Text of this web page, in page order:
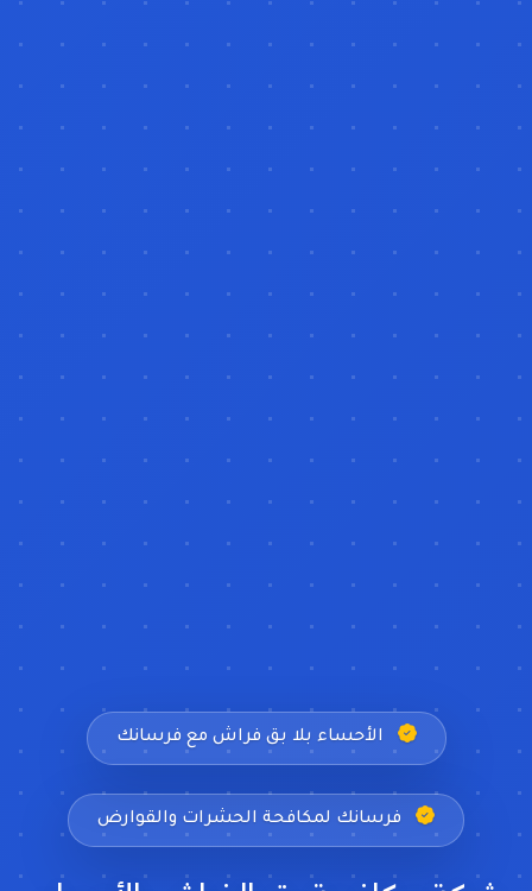
الأحساء بلا بق فراش مع فرسانك
فرسانك لمكافحة الحشرات والقوارض